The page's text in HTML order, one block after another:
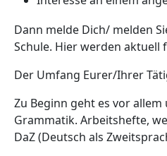
Dann melde Dich/ melden
Schule. Hier werden
Der Umfang Eurer/Ihrer
Zu Beginn geht es vor
Grammatik. Arbeitshefte,
DaZ (Deutsch als